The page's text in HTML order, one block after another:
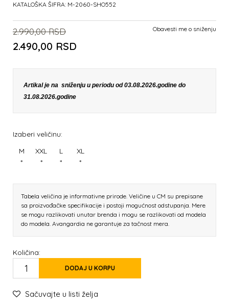
KATALOŠKA ŠIFRA: M-2060-SHO552
2.990,00 RSD
2.490,00 RSD
Obavesti me o sniženju
Artikal je na sniženju u periodu od 03.08.2026.godine do
31.08.2026.godine
Izaberi veličinu:
M
*
XXL
*
L
*
XL
*
Tabela veličina je informativne prirode. Veličine u CM su prepisane
sa proizvođačke specifikacije i postoji mogućnost odstupanja. Mere
se mogu razlikovati unutar brenda i mogu se razlikovati od modela
do modela. Avangardia ne garantuje za tačnost mera.
Količina:
DODAJ U KORPU
Sačuvajte u listi želja